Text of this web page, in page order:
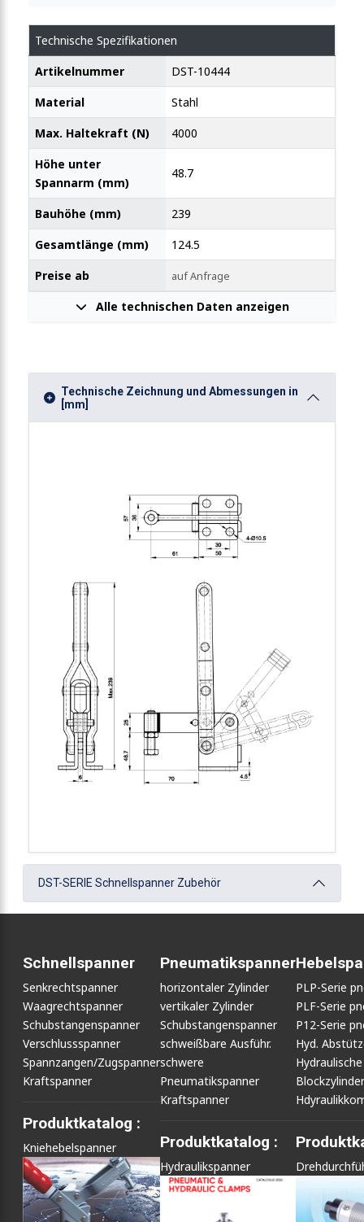
Technische Spezifikationen
Artikelnummer
DST-10444
Material
Stahl
Max. Haltekraft (N)
4000
Höhe unter
Spannarm (mm)
48.7
Bauhöhe (mm)
239
Gesamtlänge (mm)
124.5
Preise ab
auf Anfrage
Alle technischen Daten anzeigen
Technische Zeichnung und Abmessungen in
[mm]
DST-SERIE Schnellspanner Zubehör
Schnellspanner
Senkrechtspanner
Waagrechtspanner
Schubstangenspanner
Verschlussspanner
Spannzangen/Zugspanner
Kraftspanner
Produktkatalog :
Kniehebelspanner
Pneumatikspanner
horizontaler Zylinder
vertikaler Zylinder
Schubstangenspanner
schweißbare Ausführ.
schwere
Pneumatikspanner
Kraftspanner
Produktkatalog :
Hydraulikspanner
PLP-Serie
PLF-Serie
P12-Serie
Hyd.
Hydraulische
Blockzylinder